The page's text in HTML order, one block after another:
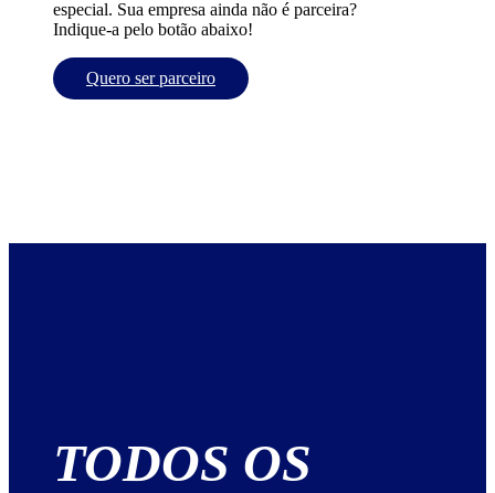
especial. Sua empresa ainda não é parceira?
Indique-a pelo botão abaixo!
Quero ser parceiro
TODOS OS